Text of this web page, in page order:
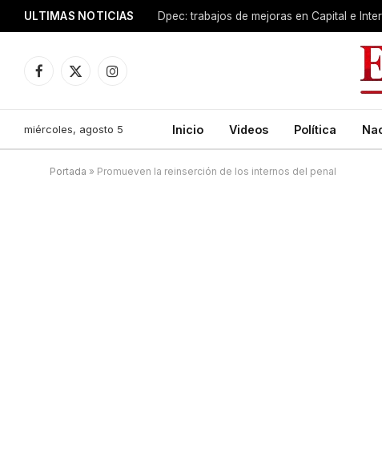
ULTIMAS NOTICIAS Dpec: trabajos de mejoras en Capital e
Facebook
X
Instagram
miércoles, agosto 5 Inicio Videos Política
Portada » Promueven la reinserción de los internos del penal